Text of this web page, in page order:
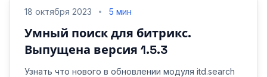
18 октября 2023 5 мин
Умный поиск для битрикс.
Выпущена версия 1.5.3
Узнать что нового в обновлении модуля itd.search